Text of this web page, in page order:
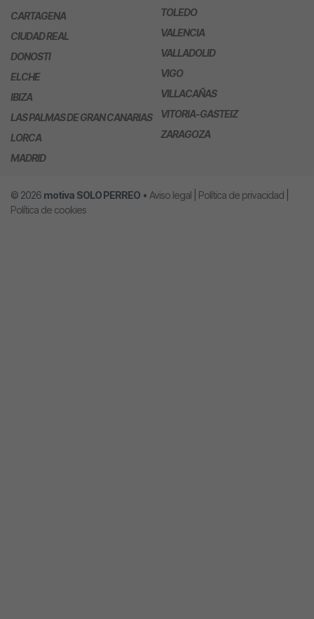
CARTAGENA
CIUDAD REAL
DONOSTI
ELCHE
IBIZA
LAS PALMAS DE GRAN CANARIAS
LORCA
MADRID
TOLEDO
VALENCIA
VALLADOLID
VIGO
VILLACAÑAS
VITORIA-GASTEIZ
ZARAGOZA
© 2026 motiva SOLO PERREO • Aviso legal Política de privacidad
Política de cookies